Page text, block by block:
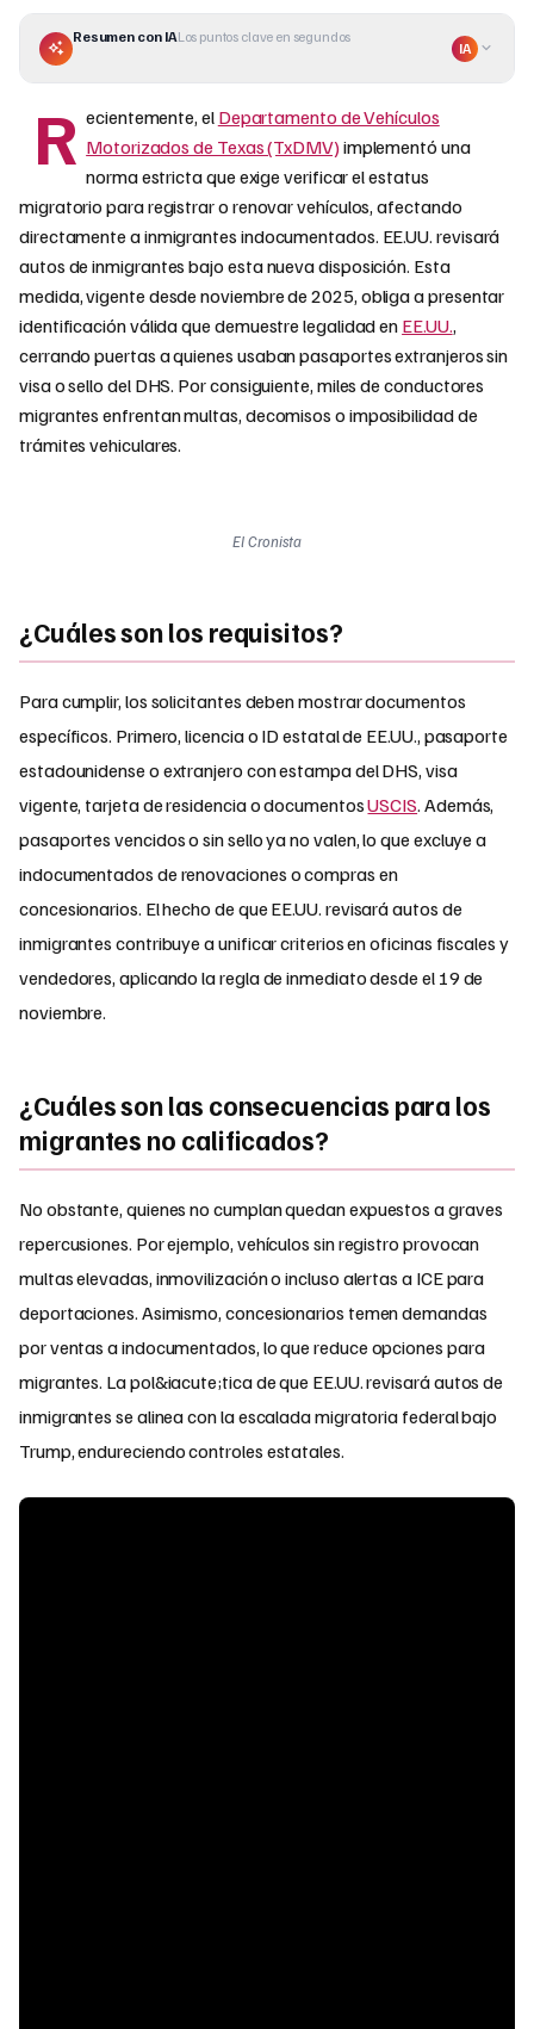
Resumen con IALos puntos clave en segundos
IA
R ecientemente, el Departamento de Vehículos
Motorizados de Texas (TxDMV)implementó una
norma estricta que exige verificar el estatus
migratorio para registrar o renovar vehículos, afectando
directamente a inmigrantes indocumentados. EE.UU. revisará
autos de inmigrantes bajo esta nueva disposición. Esta
medida, vigente desde noviembre de 2025, obliga a presentar
identificación válida que demuestre legalidad en EE.UU.,
cerrando puertas a quienes usaban pasaportes extranjeros sin
visa o sello del DHS. Por consiguiente, miles de conductores
migrantes enfrentan multas, decomisos o imposibilidad de
trámites vehiculares.​
El Cronista
¿Cuáles son los requisitos?
Para cumplir, los solicitantes deben mostrar documentos
específicos. Primero, licencia o ID estatal de EE.UU., pasaporte
estadounidense o extranjero con estampa del DHS, visa
vigente, tarjeta de residencia o documentosUSCIS. Además,
pasaportes vencidos o sin sello ya no valen, lo que excluye a
indocumentados de renovaciones o compras en
concesionarios. El hecho de que EE.UU. revisará autos de
inmigrantes contribuye a unificar criterios en oficinas fiscales y
vendedores, aplicando la regla de inmediato desde el 19 de
noviembre.​
¿Cuáles son las consecuencias para los
migrantes no calificados?
No obstante, quienes no cumplan quedan expuestos a graves
repercusiones. Por ejemplo, vehículos sin registro provocan
multas elevadas, inmovilización o incluso alertas a ICE para
deportaciones. Asimismo, concesionarios temen demandas
por ventas a indocumentados, lo que reduce opciones para
migrantes. La pol&iacute;tica de que EE.UU. revisará autos de
inmigrantes se alinea con la escalada migratoria federal bajo
Trump, endureciendo controles estatales.​